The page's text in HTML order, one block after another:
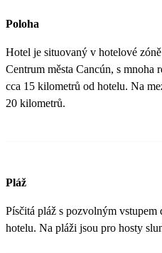
Poloha
Hotel je situovaný v hotelové
Centrum města Cancún, s mnoha
cca 15 kilometrů od hotelu. Na
20 kilometrů.
Pláž
Písčitá pláž s pozvolným vstupem
hotelu. Na pláži jsou pro hosty